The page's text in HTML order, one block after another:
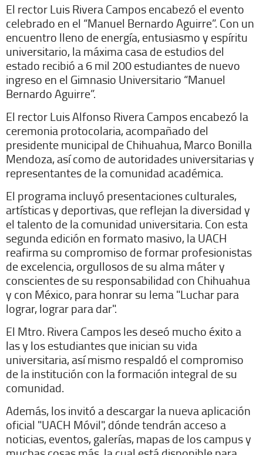
El rector Luis Rivera Campos encabezó el evento
celebrado en el “Manuel Bernardo Aguirre”. Con un
encuentro lleno de energía, entusiasmo y espíritu
universitario, la máxima casa de estudios del
estado recibió a 6 mil 200 estudiantes de nuevo
ingreso en el Gimnasio Universitario “Manuel
Bernardo Aguirre”.
El rector Luis Alfonso Rivera Campos encabezó la
ceremonia protocolaria, acompañado del
presidente municipal de Chihuahua, Marco Bonilla
Mendoza, así como de autoridades universitarias y
representantes de la comunidad académica.
El programa incluyó presentaciones culturales,
artísticas y deportivas, que reflejan la diversidad y
el talento de la comunidad universitaria. Con esta
segunda edición en formato masivo, la UACH
reafirma su compromiso de formar profesionistas
de excelencia, orgullosos de su alma máter y
conscientes de su responsabilidad con Chihuahua
y con México, para honrar su lema "Luchar para
lograr, lograr para dar".
El Mtro. Rivera Campos les deseó mucho éxito a
las y los estudiantes que inician su vida
universitaria, así mismo respaldó el compromiso
de la institución con la formación integral de su
comunidad.
Además, los invitó a descargar la nueva aplicación
oficial "UACH Móvil", dónde tendrán acceso a
noticias, eventos, galerías, mapas de los campus y